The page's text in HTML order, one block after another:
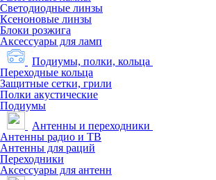
Светодиодные линзы
Ксеноновые линзы
Блоки розжига
Аксессуары для ламп
Подиумы, полки, кольца
Переходные кольца
Защитные сетки, грили
Полки акустические
Подиумы
Антенны и переходники
Антенны радио и ТВ
Антенны для раций
Переходники
Аксессуары для антенн